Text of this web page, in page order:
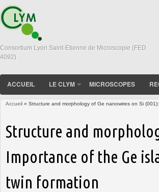
Consortium Lyon Saint-Etienne de Microscopie (FED
4092)
ACCUEIL LE CLYM MICROSCOPES
Accueil » Structure and morphology of Ge nanowires on Si
Structure and
Importance of the Ge
twin formation